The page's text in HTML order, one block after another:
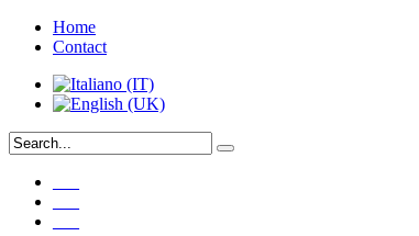
Home
Contact